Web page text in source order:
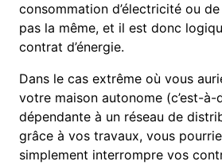
consommation d’électricité ou
pas la même, et il est donc
contrat d’énergie.
Dans le cas extrême où vous
votre maison autonome (c’est-à-
dépendante à un réseau de
grâce à vos travaux, vous
simplement interrompre vos